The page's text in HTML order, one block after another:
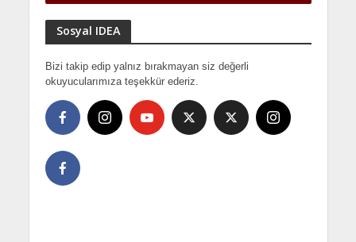
Sosyal IDEA
Bizi takip edip yalnız bırakmayan siz değerli
okuyucularımıza teşekkür ederiz.